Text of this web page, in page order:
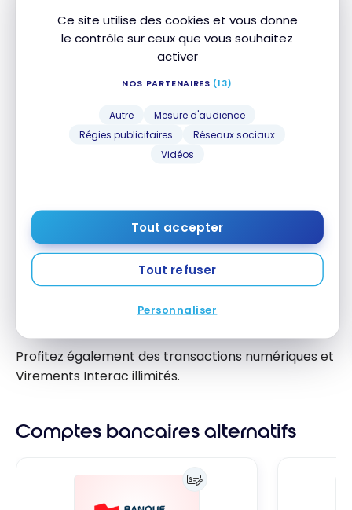
Ce site utilise des cookies et vous donne
le contrôle sur ceux que vous souhaitez
activer
NOS PARTENAIRES (13)
Autre
Mesure d'audience
Régies publicitaires
Réseaux sociaux
Vidéos
Tout accepter
Tout refuser
Personnaliser
Frais de retrait au guichet
automatique (États-Unis)
5 $
Notre avis
Profitez de l’offre bancaire de la Banque Nationale
Bénéficiez de jusqu’à 3 comptes bancaires sans
frais mensuels fixes, des marges de crédit
avantageuses, et de l’assistance juridique gratuite.
Accédez à des services de protection contre le vol
investissement et retraite.
Profitez également des transactions numériques et
Virements Interac illimités.
Comptes bancaires alternatifs